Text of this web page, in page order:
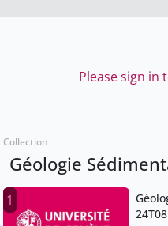
Please sign in
Collection
Géologie
1